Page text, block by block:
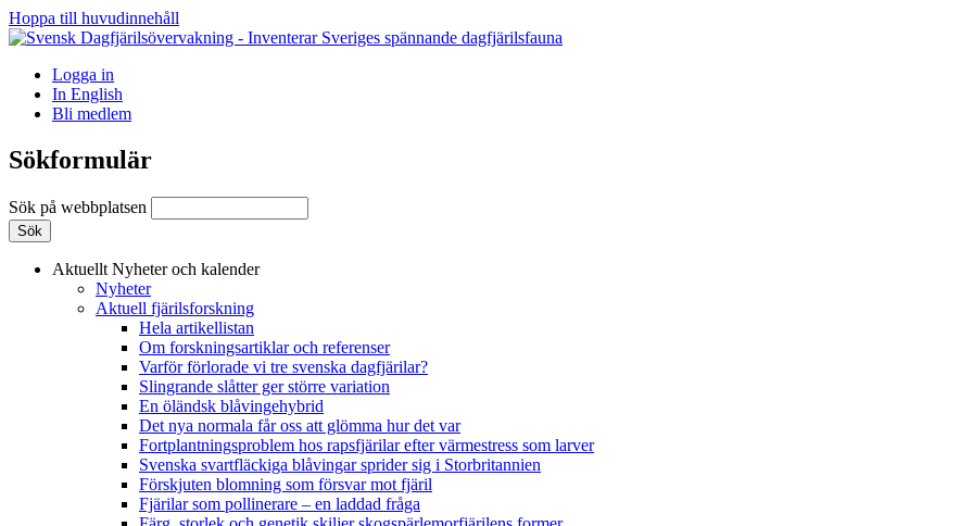
Hoppa till huvudinnehåll
Logga in
In English
Bli medlem
Sökformulär
Sök på webbplatsen
Aktuellt Nyheter och kalender
Nyheter
Aktuell fjärilsforskning
Hela artikellistan
Om forskningsartiklar och referenser
Varför förlorade vi tre svenska dagfjärilar?
Slingrande slåtter ger större variation
En öländsk blåvingehybrid
Det nya normala får oss att glömma hur det var
Fortplantningsproblem hos rapsfjärilar efter värmestress som larver
Svenska svartfläckiga blåvingar sprider sig i Storbritannien
Förskjuten blomning som försvar mot fjäril
Fjärilar som pollinerare – en laddad fråga